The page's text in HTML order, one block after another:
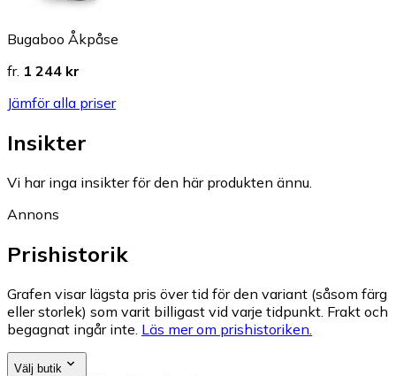
Bugaboo Åkpåse
fr. 1 244 kr
Jämför alla priser
Insikter
Vi har inga insikter för den här produkten ännu.
Annons
Prishistorik
Grafen visar lägsta pris över tid för den variant (såsom färg
eller storlek) som varit billigast vid varje tidpunkt. Frakt och
begagnat ingår inte. Läs mer om prishistoriken.
Välj butik